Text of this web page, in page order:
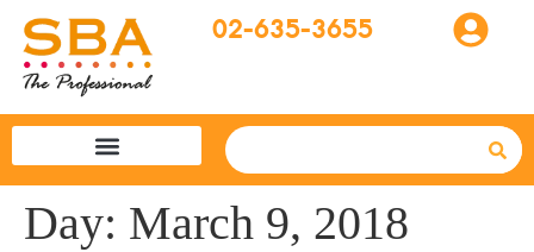
02-635-3655
Day: March 9, 2018